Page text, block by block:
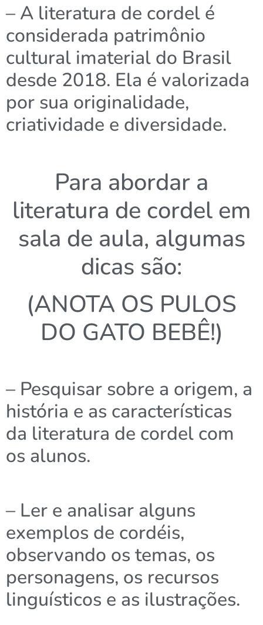
– A literatura de cordel é
considerada patrimônio
cultural imaterial do Brasil
desde 2018. Ela é valorizada
por sua originalidade,
criatividade e diversidade.
Para abordar a
literatura de cordel em
sala de aula, algumas
dicas são:
(ANOTA OS PULOS
DO GATO BEBÊ!)
– Pesquisar sobre a origem, a
história e as características
da literatura de cordel com
os alunos.
– Ler e analisar alguns
exemplos de cordéis,
observando os temas, os
personagens, os recursos
linguísticos e as ilustrações.